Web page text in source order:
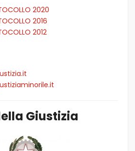
2020
2016
2012
Giustizia